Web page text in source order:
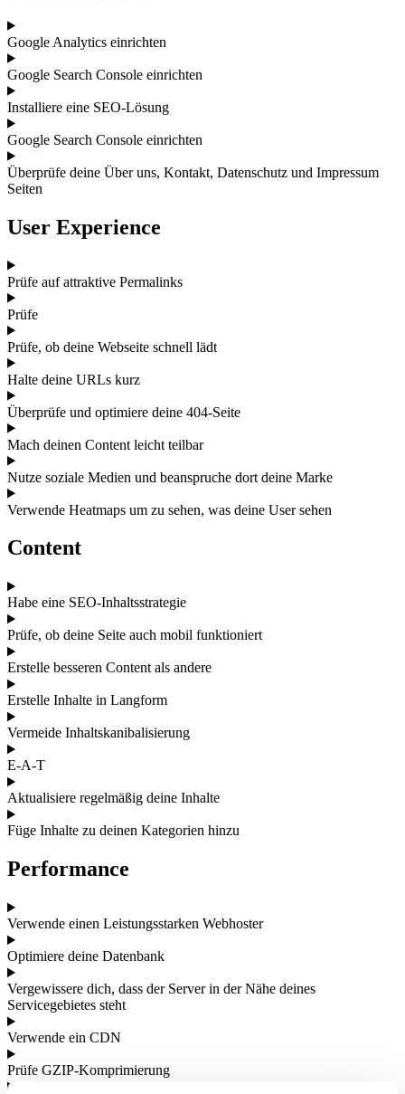
Google Analytics einrichten
Google Search Console einrichten
Installiere eine SEO-Lösung
Google Search Console einrichten
Überprüfe deine Über uns, Kontakt, Datenschutz und Impressum
Seiten
User Experience
Prüfe auf attraktive Permalinks
Prüfe
Prüfe, ob deine Webseite schnell lädt
Halte deine URLs kurz
Überprüfe und optimiere deine 404-Seite
Mach deinen Content leicht teilbar
Nutze soziale Medien und beanspruche dort deine Marke
Verwende Heatmaps um zu sehen, was deine User sehen
Content
Habe eine SEO-Inhaltsstrategie
Prüfe, ob deine Seite auch mobil funktioniert
Erstelle besseren Content als andere
Erstelle Inhalte in Langform
Vermeide Inhaltskanibalisierung
E-A-T
Aktualisiere regelmäßig deine Inhalte
Füge Inhalte zu deinen Kategorien hinzu
Performance
Verwende einen Leistungsstarken Webhoster
Optimiere deine Datenbank
Vergewissere dich, dass der Server in der Nähe deines
Servicegebietes steht
Verwende ein CDN
Prüfe GZIP-Komprimierung